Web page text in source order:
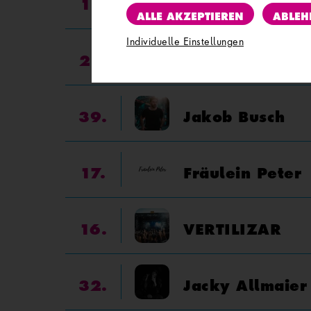
27.
39. Jakob Busch
17. Fräulein Peter
16. VERTILIZAR
32. Jacky Allmaier
ALLE AKZEPTIEREN
Individuelle Einstellungen